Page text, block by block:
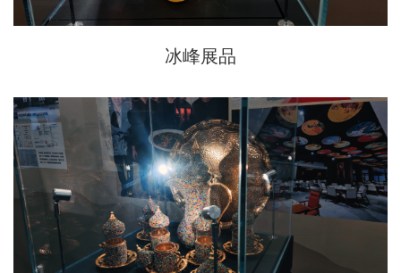
冰峰展品